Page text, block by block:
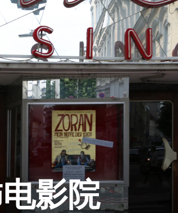
影院